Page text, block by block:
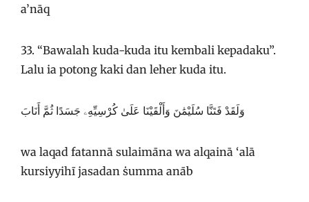
a’nāq
33. “Bawalah kuda-kuda itu kembali kepadaku”.
Lalu ia potong kaki dan leher kuda itu.
وَلَقَدْ فَتَنَّا سُلَيْمَٰنَ وَأَلْقَيْنَا عَلَىٰ كُرْسِيِّهِۦ جَسَدًا ثُمَّ أَنَابَ
wa laqad fatannā sulaimāna wa alqainā ‘alā
kursiyyihī jasadan ṡumma anāb